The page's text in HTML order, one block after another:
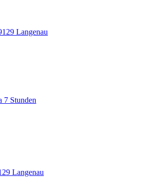
Langenau
7 Stunden
Langenau